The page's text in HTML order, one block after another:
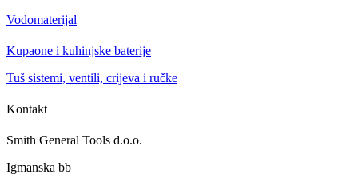
Vodomaterijal
Kupaone i kuhinjske baterije
Tuš sistemi, ventili, crijeva i ručke
Kontakt
Smith General Tools d.o.o.
Igmanska bb